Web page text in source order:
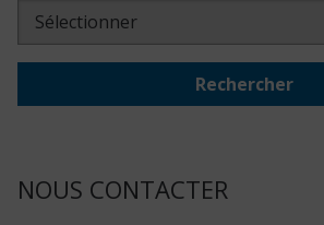
Rechercher
NOUS CONTACTER